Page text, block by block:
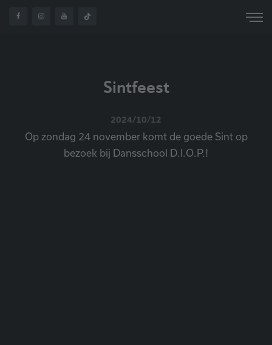
Sintfeest
2024/10/12
Op zondag 24 november komt de goede Sint op
bezoek bij Dansschool D.I.O.P.!